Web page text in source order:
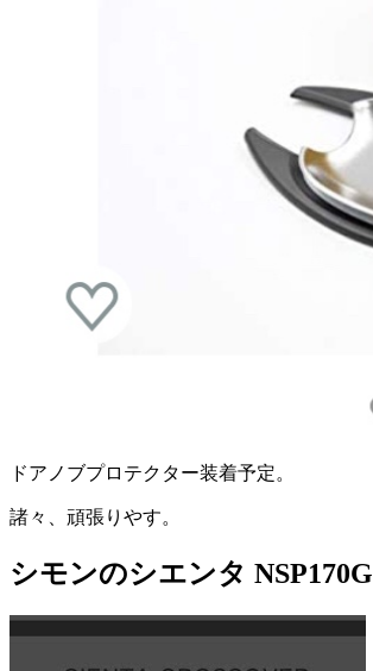
ドアノブプロテクター装着予定。
諸々、頑張りやす。
シモンのシエンタ NSP170G